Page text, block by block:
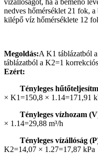
nedves hőmérséklet 21 fok,
kilépő víz hőmérséklete 12
Megoldás:A K1 táblázatból
táblázatból a K2=1
Ezért:
Tényleges
× K1=150,8 × 1.14=171,91
Tényleges vízhozam
× 1.14=29,88 m³/h
Tényleges vízállóság
K2=14,07 × 1.27=17,87 kPa